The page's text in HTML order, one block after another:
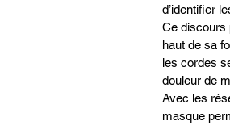
d’identifier
Ce discours
haut de sa
les cordes
douleur de
Avec les
masque